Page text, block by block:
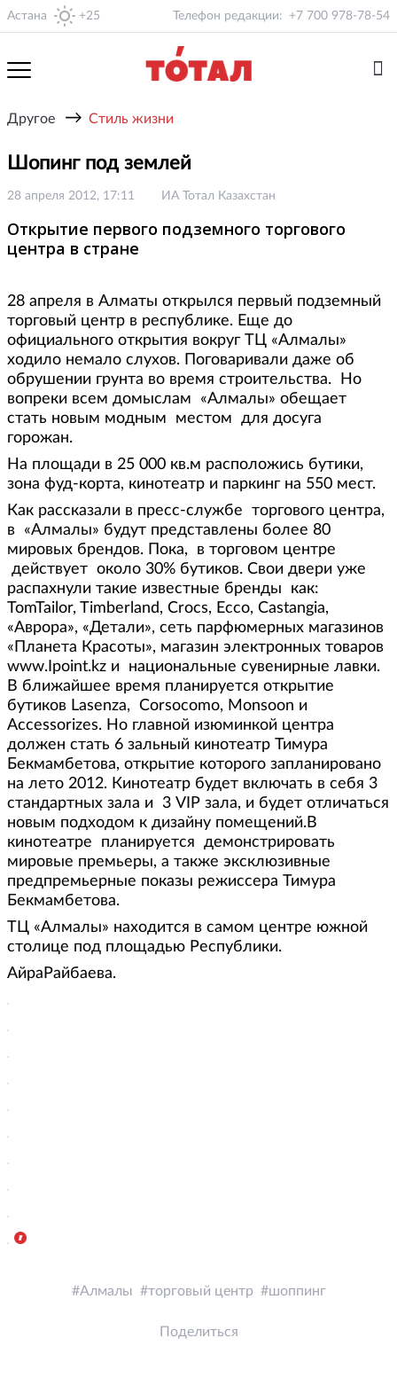
Астана +25 Телефон редакции: +7 700 978-78-54
Другое → Стиль жизни
Шопинг под землей
28 апреля 2012, 17:11 ИА Тотал Казахстан
Открытие первого подземного торгового
центра в стране
28 апреля в Алматы открылся первый подземный
торговый центр в республике. Еще до
официального открытия вокруг ТЦ «Алмалы»
ходило немало слухов. Поговаривали даже об
обрушении грунта во время строительства. Но
вопреки всем домыслам «Алмалы» обещает
стать новым модным местом для досуга
горожан.
На площади в 25 000 кв.м расположись бутики,
зона фуд-корта, кинотеатр и паркинг на 550 мест.
Как рассказали в пресс-службе торгового центра,
в «Алмалы» будут представлены более 80
мировых брендов. Пока, в торговом центре
действует около 30% бутиков. Свои двери уже
распахнули такие известные бренды как:
TomTailor, Timberland, Crocs, Ecco, Castangia,
«Аврора», «Детали», сеть парфюмерных магазинов
«Планета Красоты», магазин электронных товаров
www.Ipoint.kz и национальные сувенирные лавки.
В ближайшее время планируется открытие
бутиков Lasenza, Corsocomo, Monsoon и
Accessorizes. Но главной изюминкой центра
должен стать 6 зальный кинотеатр Тимура
Бекмамбетова, открытие которого запланировано
на лето 2012. Кинотеатр будет включать в себя 3
стандартных зала и 3 VIP зала, и будет отличаться
новым подходом к дизайну помещений.В
кинотеатре планируется демонстрировать
мировые премьеры, а также эксклюзивные
предпремьерные показы режиссера Тимура
Бекмамбетова.
ТЦ «Алмалы» находится в самом центре южной
столице под площадью Республики.
АйраРайбаева.
Алмалы торговый центр шоппинг
Поделиться